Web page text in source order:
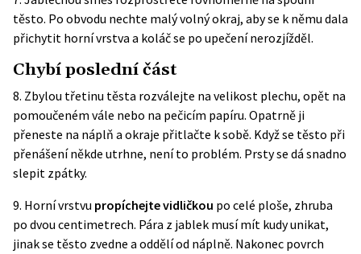
těsto. Po obvodu nechte malý volný okraj, aby se k němu dala
přichytit horní vrstva a koláč se po upečení nerozjížděl.
Chybí poslední část
8. Zbylou třetinu těsta rozválejte na velikost plechu, opět na
pomoučeném vále nebo na pečicím papíru. Opatrně ji
přeneste na náplň a okraje přitlačte k sobě. Když se těsto při
přenášení někde utrhne, není to problém. Prsty se dá snadno
slepit zpátky.
9. Horní vrstvu propíchejte vidličkou po celé ploše, zhruba
po dvou centimetrech. Pára z jablek musí mít kudy unikat,
jinak se těsto zvedne a oddělí od náplně. Nakonec povrch